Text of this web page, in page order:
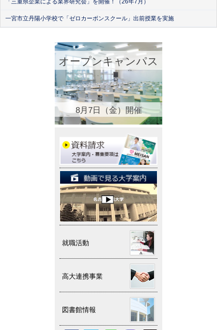
「三重県企業による業界研究会」を開催！（26年7月）
一宮市立丹陽小学校で「ゼロカーボンスクール」出前授業を実施
オープンキャンパス
8月7日（金）開催
就職活動
高大連携事業
図書館情報